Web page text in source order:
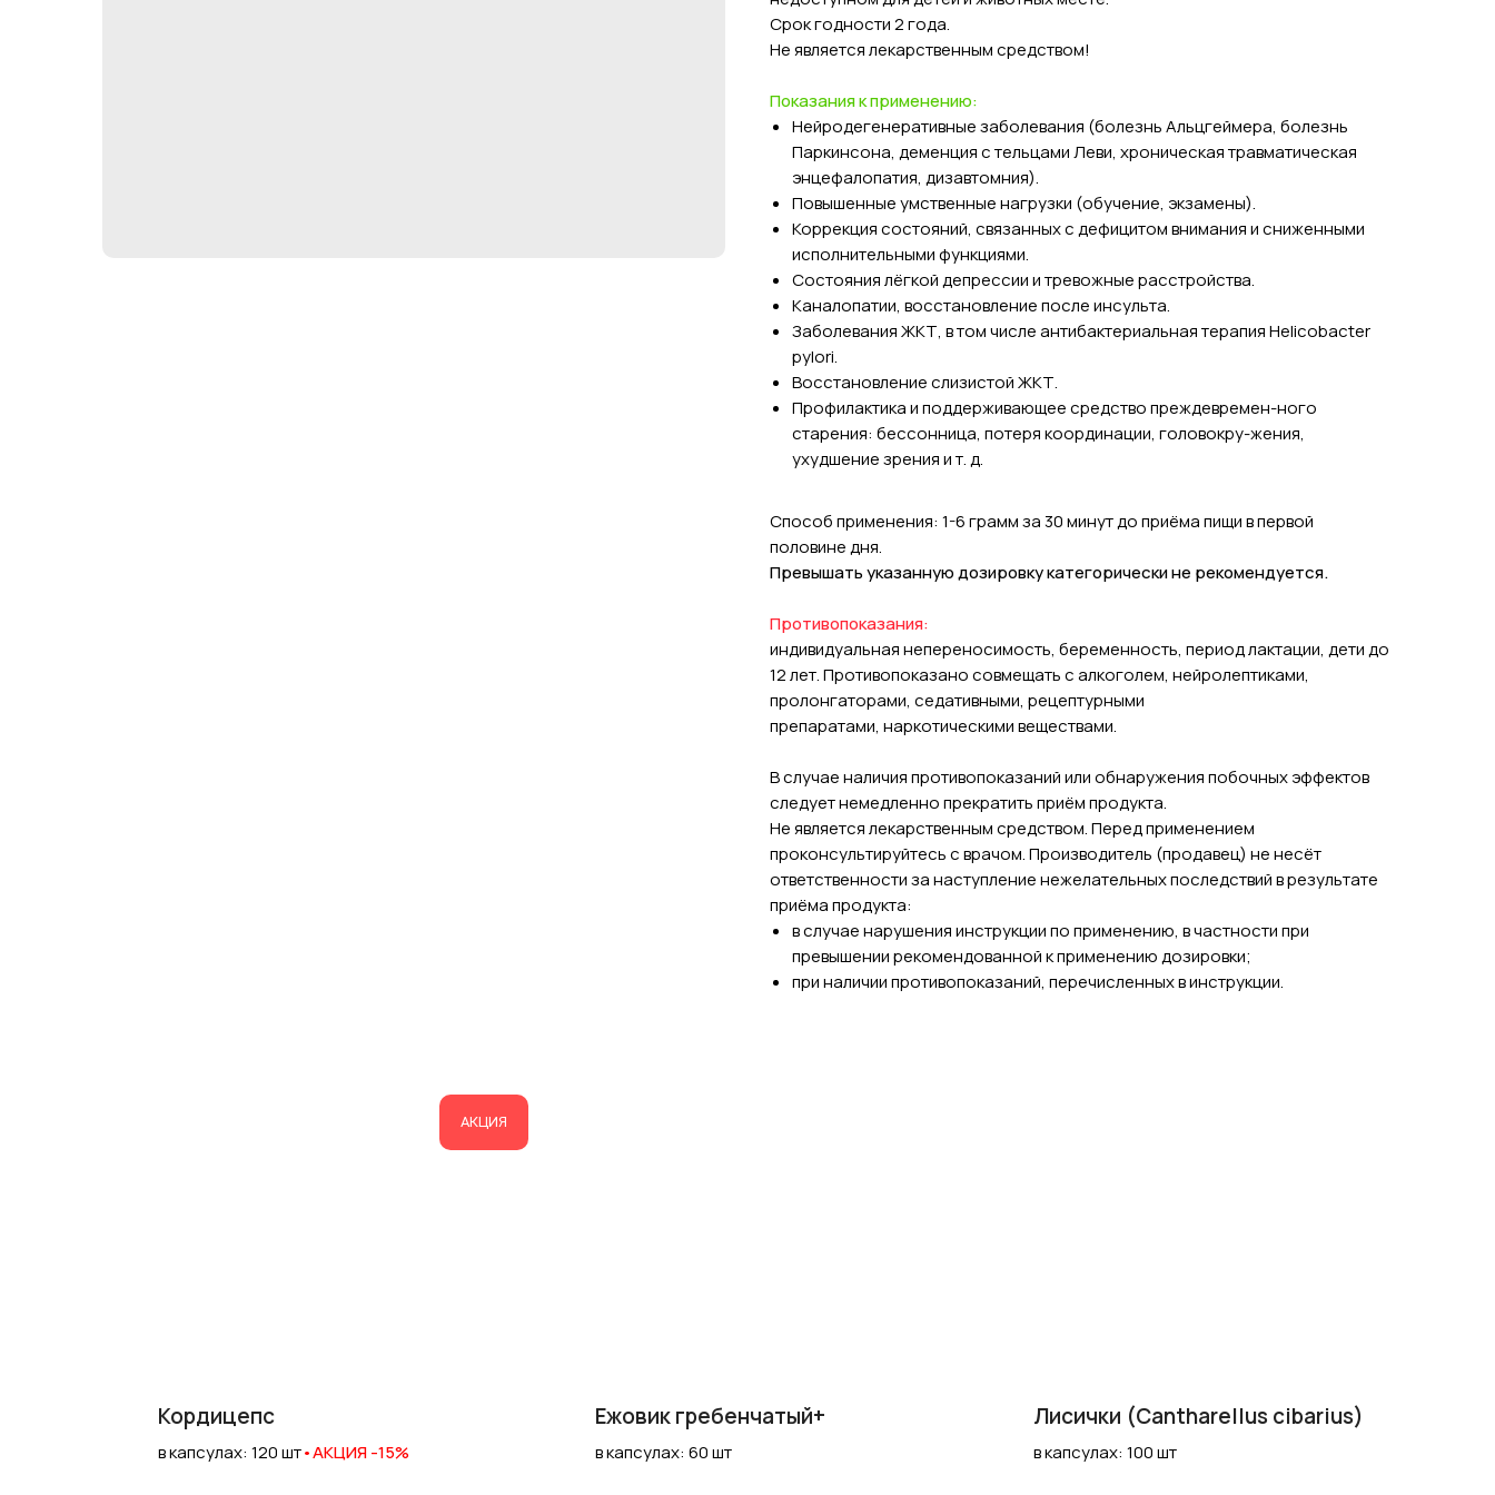
Срок годности 2 года.
Не является лекарственным средством!
Показания к применению:
Нейродегенеративные заболевания (болезнь Альцгеймера, болезнь
Паркинсона, деменция с тельцами Леви, хроническая травматическая
энцефалопатия, дизавтомния).
Повышенные умственные нагрузки (обучение, экзамены).
Коррекция состояний, связанных с дефицитом внимания и сниженными
исполнительными функциями.
Состояния лёгкой депрессии и тревожные расстройства.
Каналопатии, восстановление после инсульта.
Заболевания ЖКТ, в том числе антибактериальная терапия Helicobacter
pylori.
Восстановление слизистой ЖКТ.
Профилактика и поддерживающее средство преждевремен-ного
старения: бессонница, потеря координации, головокру-жения,
ухудшение зрения и т. д.
Способ применения: 1-6 грамм за 30 минут до приёма пищи в первой
половине дня.
Превышать указанную дозировку категорически не рекомендуется.
Противопоказания:
индивидуальная непереносимость, беременность, период лактации, дети до
12 лет. Противопоказано совмещать с алкоголем, нейролептиками,
пролонгаторами, седативными, рецептурными
препаратами, наркотическими веществами.
В случае наличия противопоказаний или обнаружения побочных эффектов
следует немедленно прекратить приём продукта.
Не является лекарственным средством. Перед применением
проконсультируйтесь с врачом. Производитель (продавец) не несёт
ответственности за наступление нежелательных последствий в результате
приёма продукта:
в случае нарушения инструкции по применению, в частности при
превышении рекомендованной к применению дозировки;
при наличии противопоказаний, перечисленных в инструкции.
АКЦИЯ
Кордицепс
в капсулах: 120 шт•АКЦИЯ -15%
Ежовик гребенчатый+
в капсулах: 60 шт
Лисички (Cantharellus cibarius)
в капсулах: 100 шт